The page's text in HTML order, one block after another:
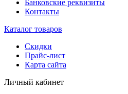
Банковские реквизиты
Контакты
Каталог товаров
Скидки
Прайс-лист
Карта сайта
Личный кабинет